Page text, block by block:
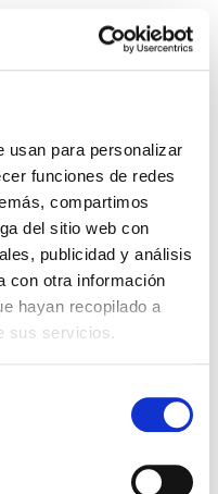
usan para personalizar
funciones de redes
compartimos
del sitio web con
publicidad y análisis
con otra información
hayan recopilado a
sus servicios.
2020
KB
CANAL DE INFORMACIÓN
DEL SITIO
ACCESIBILIDAD
-